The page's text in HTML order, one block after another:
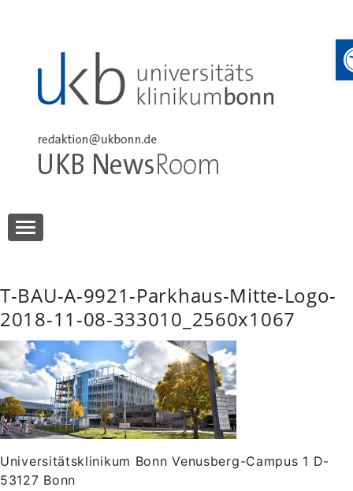
UKB NewsRoom
T-BAU-A-9921-Parkhaus-Mitte-Logo-
2018-11-08-333010_2560x1067
Universitätsklinikum Bonn Venusberg-Campus 1 D-
53127 Bonn